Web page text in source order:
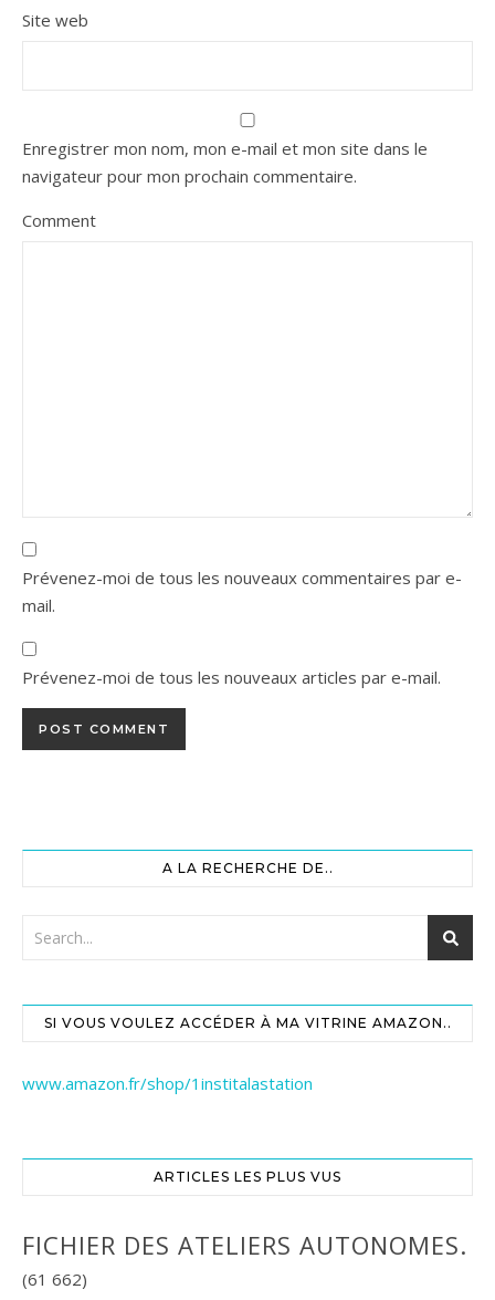
Site web
Enregistrer mon nom, mon e-mail et mon site dans le
navigateur pour mon prochain commentaire.
Comment
Prévenez-moi de tous les nouveaux commentaires par e-
mail.
Prévenez-moi de tous les nouveaux articles par e-mail.
A LA RECHERCHE DE..
SI VOUS VOULEZ ACCÉDER À MA VITRINE AMAZON..
www.amazon.fr/shop/1institalastation
ARTICLES LES PLUS VUS
FICHIER DES ATELIERS AUTONOMES.
(61 662)